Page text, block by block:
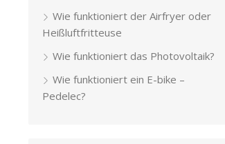
Wie funktioniert der Airfryer oder
Heißluftfritteuse
Wie funktioniert das Photovoltaik?
Wie funktioniert ein E-bike –
Pedelec?